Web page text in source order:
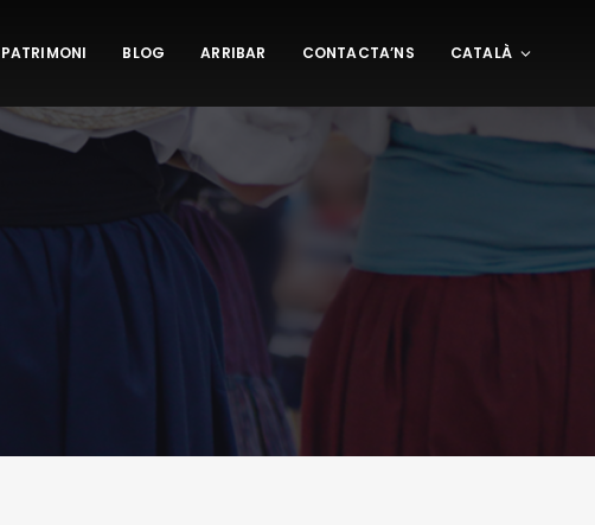
PATRIMONI BLOG ARRIBAR CONTACTA’NS CATALÀ